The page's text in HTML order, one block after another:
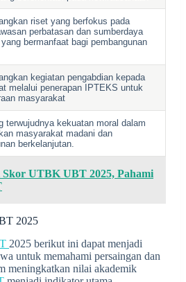
riset yang berfokus pada
perbatasan dan sumberdaya
bermanfaat bagi pembangunan
kegiatan pengabdian kepada
melalui penerapan IPTEKS untuk
masyarakat
terwujudnya kekuatan moral dalam
masyarakat madani dan
berkelanjutan.
Skor UTBK UBT 2025, Pahami
2025
2025 berikut ini dapat menjadi
untuk memahami persaingan dan
meningkatkan nilai akademik